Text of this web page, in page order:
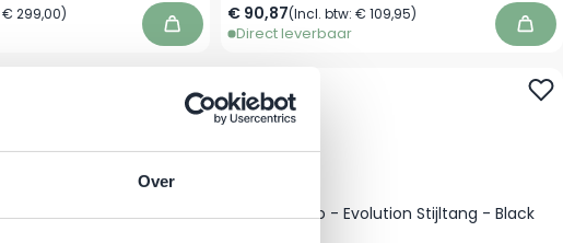
Over
€ 299,00)
In winkelwagen
€ 90,87(Incl. btw: € 109,95)
Direct leverbaar In